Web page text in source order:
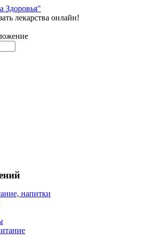
лекарства онлайн!
напитки